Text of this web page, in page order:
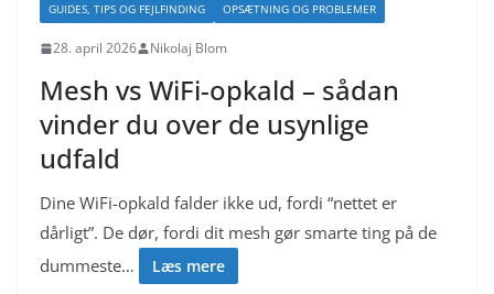
GUIDES, TIPS OG FEJLFINDING OPSÆTNING OG PROBLEMER
28. april 2026 Nikolaj Blom
Mesh vs WiFi-opkald – sådan
vinder du over de usynlige
udfald
Dine WiFi-opkald falder ikke ud, fordi “nettet er
dårligt”. De dør, fordi dit mesh gør smarte ting på de
dummeste…
Læs mere